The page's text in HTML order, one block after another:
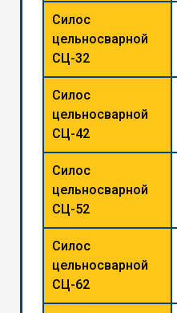
Силос
цельносварной
СЦ-32
Силос
цельносварной
СЦ-42
Силос
цельносварной
СЦ-52
Силос
цельносварной
СЦ-62